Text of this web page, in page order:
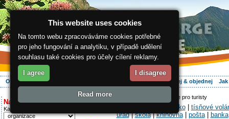
O regionu Aktivně Ubytování Hledej & objednej
Najděte si:
Kategorie
ergis.cz> > Informace pro turisty
informační středisko| tísňové
úřad|škola|knihovna| pošta| banka
This website uses cookies
Na tomto webu zpracováváme cookies potřebné
pro jeho fungování a analytiku, v případě udělení
souhlasu také cookies pro účely cílení reklamy.
I agree I disagree
Read more